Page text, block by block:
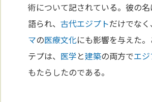
術について記されている。彼の
語られ、古代エジプトだけでなく、
マの医療文化にも影響を与えた
テプは、 医学と建築の両方でエ
もたらしたのである。